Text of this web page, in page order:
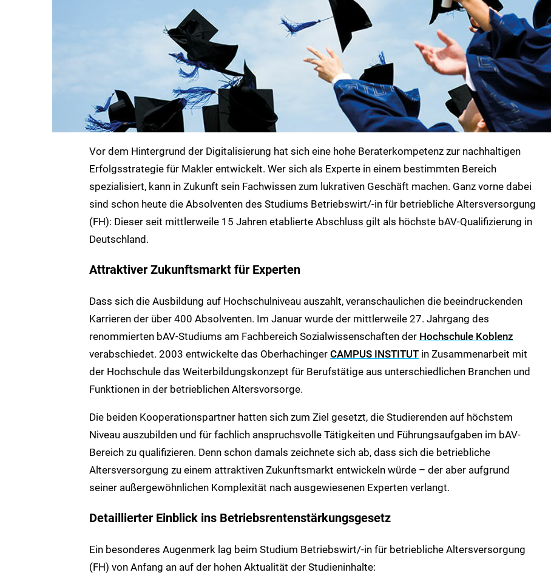
Vor dem Hintergrund der Digitalisierung hat sich eine hohe Beraterkompetenz zur nachhaltigen
Erfolgsstrategie für Makler entwickelt. Wer sich als Experte in einem bestimmten Bereich
spezialisiert, kann in Zukunft sein Fachwissen zum lukrativen Geschäft machen. Ganz vorne dabei
sind schon heute die Absolventen des Studiums Betriebswirt/-in für betriebliche Altersversorgung
(FH): Dieser seit mittlerweile 15 Jahren etablierte Abschluss gilt als höchste bAV-Qualifizierung in
Deutschland.
Attraktiver Zukunftsmarkt für Experten
Dass sich die Ausbildung auf Hochschulniveau auszahlt, veranschaulichen die beeindruckenden
Karrieren der über 400 Absolventen. Im Januar wurde der mittlerweile 27. Jahrgang des
renommierten bAV-Studiums am Fachbereich Sozialwissenschaften der Hochschule Koblenz
verabschiedet. 2003 entwickelte das Oberhachinger CAMPUS INSTITUT in Zusammenarbeit mit
der Hochschule das Weiterbildungskonzept für Berufstätige aus unterschiedlichen Branchen und
Funktionen in der betrieblichen Altersvorsorge.
Die beiden Kooperationspartner hatten sich zum Ziel gesetzt, die Studierenden auf höchstem
Niveau auszubilden und für fachlich anspruchsvolle Tätigkeiten und Führungsaufgaben im bAV-
Bereich zu qualifizieren. Denn schon damals zeichnete sich ab, dass sich die betriebliche
Altersversorgung zu einem attraktiven Zukunftsmarkt entwickeln würde – der aber aufgrund
seiner außergewöhnlichen Komplexität nach ausgewiesenen Experten verlangt.
Detaillierter Einblick ins Betriebsrentenstärkungsgesetz
Ein besonderes Augenmerk lag beim Studium Betriebswirt/-in für betriebliche Altersversorgung
(FH) von Anfang an auf der hohen Aktualität der Studieninhalte: